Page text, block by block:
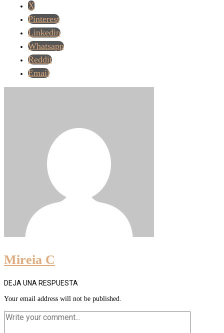
X
Pinterest
Linkedin
Whatsapp
Reddit
Email
Mireia C
DEJA UNA RESPUESTA
Your email address will not be published.